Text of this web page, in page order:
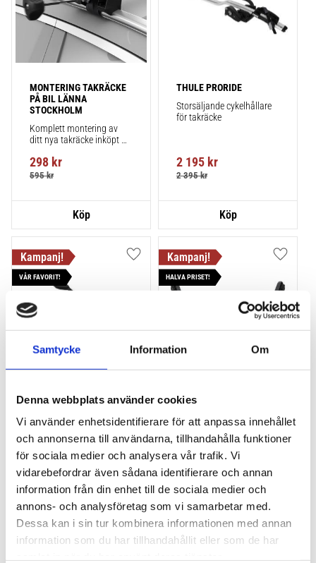
Samtycke Information Om
Denna webbplats använder cookies
Vi använder enhetsidentifierare för att anpassa innehållet
och annonserna till användarna, tillhandahålla funktioner
för sociala medier och analysera vår trafik. Vi
vidarebefordrar även sådana identifierare och annan
information från din enhet till de sociala medier och
annons- och analysföretag som vi samarbetar med.
Dessa kan i sin tur kombinera informationen med annan
information som du har tillhandahållit eller som de har
MONTERING TAKRÄCKE
PÅ BIL LÄNNA
STOCKHOLM
Komplett montering av
ditt nya takräcke inköpt
montering på din bil.
298 kr
595kr
THULE PRORIDE
Storsäljande cykelhållare
för takräcke
2 195 kr
2 395kr
THULE PRORIDE BLACK
Storsäljande
takcykelhållare
2 395 kr
2 595 kr
VÅR FAVORIT!
Lägg till i favoriter
THULE DOCKGLIDE
Horisontell kajakhållare
1 495 kr
3 145 kr
HALVA PRISET!
Lägg